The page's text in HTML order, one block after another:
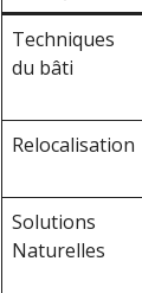
Techniques
du bâti
Relocalisation
Solutions
Naturelles